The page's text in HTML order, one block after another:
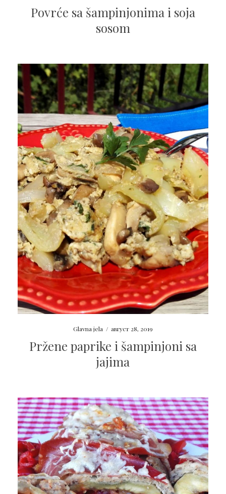
Povrće sa šampinjonima i soja
sosom
Glavna jela / август 28, 2019
Pržene paprike i šampinjoni sa
jajima